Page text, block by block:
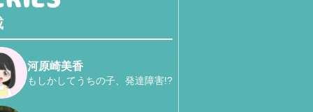
河原崎美香
もしかしてうちの子、発達障害!?